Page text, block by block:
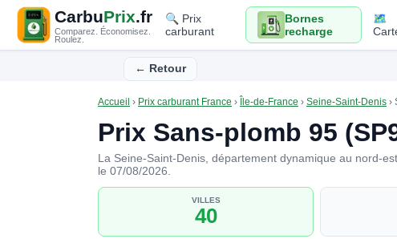
CarbuPrix.fr
Comparez. Économisez.
Roulez.
🔍 Prix
carburant
Bornes
recharge
🗺️
← Retour
Accueil › Prix carburant France › Île-de-France › Seine-Saint-Denis ›
Prix Sans-plomb 95
La Seine-Saint-Denis, département dynamique au nord-
le 07/08/2026.
VILLES
40